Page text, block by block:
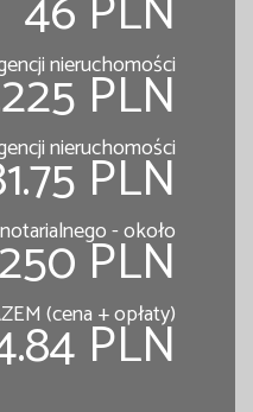
nieruchomości
PLN
nieruchomości
PLN
- około
250 PLN
(cena + opłaty)
PLN